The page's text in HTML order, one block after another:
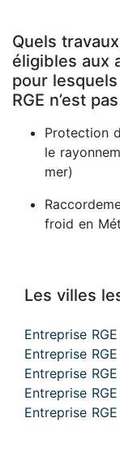
Quels
éligibles aux
pour
RGE n’est
Protection
le
mer)
froid en
Les villes
Entreprise
Entreprise
Entreprise
Entreprise
Entreprise